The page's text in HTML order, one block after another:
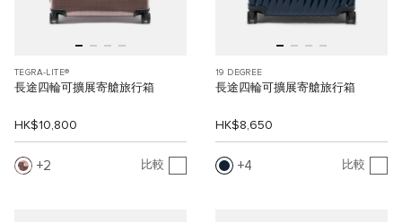
TEGRA-LITE®
長途四輪可擴展寄艙旅行箱
HK$10,800
2 比較
19 DEGREE
長途四輪可擴展寄艙旅行箱
HK$8,650
4 比較